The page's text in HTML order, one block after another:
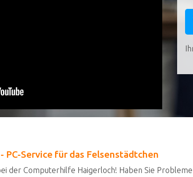
Service für das Felsenstädtchen
der Computerhilfe Haigerloch! Haben Sie